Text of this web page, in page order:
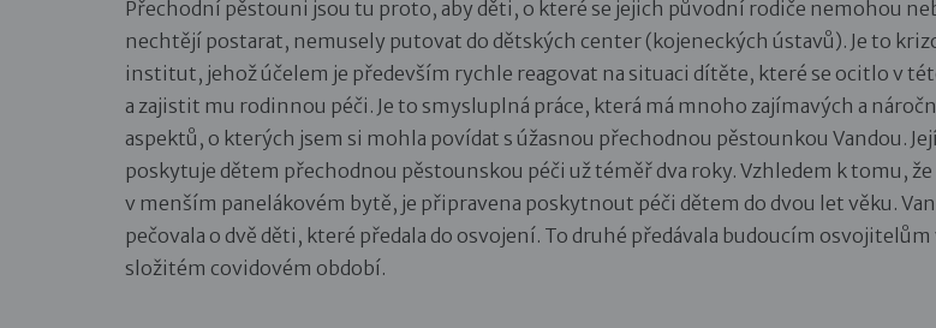
Přechodní pěstouni jsou tu proto, aby děti, o které se jejich původní rodiče nemohou
nechtějí postarat, nemusely putovat do dětských center (kojeneckých ústavů). Je to
institut, jehož účelem je především rychle reagovat na situaci dítěte, které se ocitlo v
a zajistit mu rodinnou péči. Je to smysluplná práce, která má mnoho zajímavých a
aspektů, o kterých jsem si mohla povídat s úžasnou přechodnou pěstounkou Vandou.
poskytuje dětem přechodnou pěstounskou péči už téměř dva roky. Vzhledem k tomu,
v menším panelákovém bytě, je připravena poskytnout péči dětem do dvou let věku.
pečovala o dvě děti, které předala do osvojení. To druhé předávala budoucím osvojitelům
složitém covidovém období.